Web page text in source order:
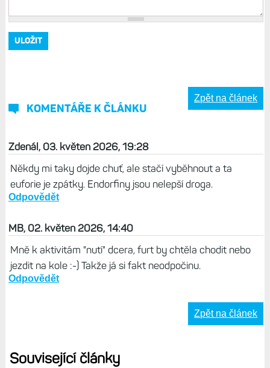
KOMENTÁŘE K ČLÁNKU
Zpět na článek
Zdenál, 03. květen 2026, 19:28
Někdy mi taky dojde chuť, ale stačí vyběhnout a ta
euforie je zpátky. Endorfiny jsou nelepší droga.
Odpovědět
MB, 02. květen 2026, 14:40
Mně k aktivitám "nutí" dcera, furt by chtěla chodit nebo
jezdit na kole :-) Takže já si fakt neodpočinu.
Odpovědět
Zpět na článek
Související články